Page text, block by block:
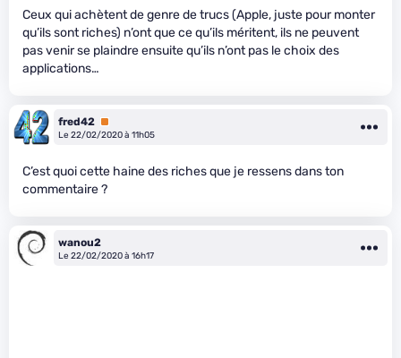
Ceux qui achètent de genre de trucs (Apple, juste pour monter
qu’ils sont riches) n’ont que ce qu’ils méritent, ils ne peuvent
pas venir se plaindre ensuite qu’ils n’ont pas le choix des
applications…
fred42 Premium
Le 22/02/2020 à 11h05
C’est quoi cette haine des riches que je ressens dans ton
commentaire ?
wanou2
Le 22/02/2020 à 16h17